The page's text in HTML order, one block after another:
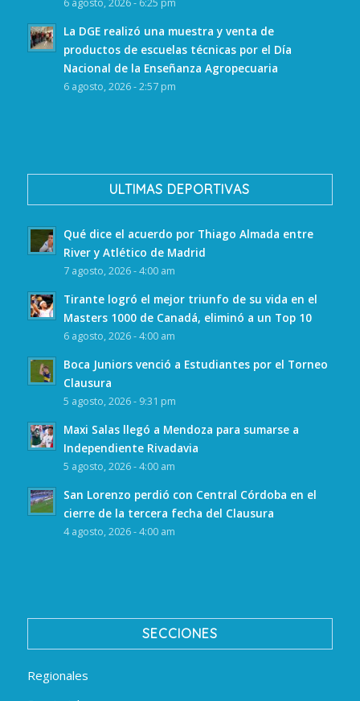
6 agosto, 2026 - 6:25 pm
La DGE realizó una muestra y venta de
productos de escuelas técnicas por el Día
Nacional de la Enseñanza Agropecuaria
6 agosto, 2026 - 2:57 pm
ULTIMAS DEPORTIVAS
Qué dice el acuerdo por Thiago Almada entre
River y Atlético de Madrid
7 agosto, 2026 - 4:00 am
Tirante logró el mejor triunfo de su vida en el
Masters 1000 de Canadá, eliminó a un Top 10
6 agosto, 2026 - 4:00 am
Boca Juniors venció a Estudiantes por el Torneo
Clausura
5 agosto, 2026 - 9:31 pm
Maxi Salas llegó a Mendoza para sumarse a
Independiente Rivadavia
5 agosto, 2026 - 4:00 am
San Lorenzo perdió con Central Córdoba en el
cierre de la tercera fecha del Clausura
4 agosto, 2026 - 4:00 am
SECCIONES
Regionales